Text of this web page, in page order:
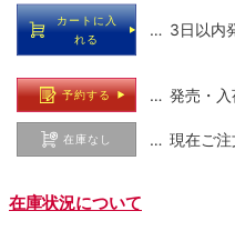
カートに入
れる
… 3日以内
予約する … 発売・入
在庫なし … 現在ご注
在庫状況について